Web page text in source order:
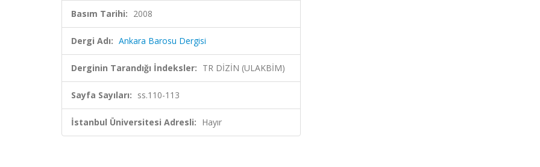
Basım Tarihi: 2008
Dergi Adı: Ankara Barosu Dergisi
Derginin Tarandığı İndeksler: TR DİZİN (ULAKBİM)
Sayfa Sayıları: ss.110-113
İstanbul Üniversitesi Adresli: Hayır